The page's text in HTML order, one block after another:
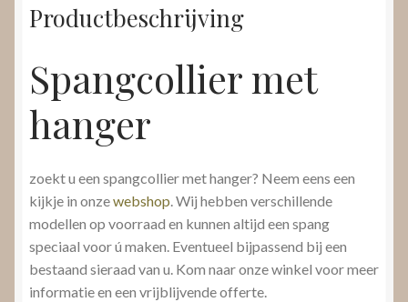
Productbeschrijving
Spangcollier met
hanger
zoekt u een spangcollier met hanger? Neem eens een
kijkje in onzewebshop. Wij hebben verschillende
modellen op voorraad en kunnen altijd een spang
speciaal voor ú maken. Eventueel bijpassend bij een
bestaand sieraad van u. Kom naar onze winkel voor meer
informatie en een vrijblijvende offerte.